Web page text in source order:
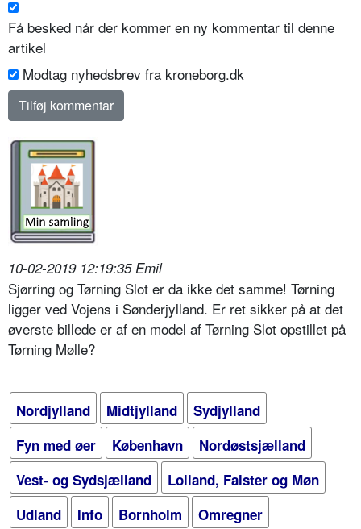
Få besked når der kommer en ny kommentar til denne
artikel
Modtag nyhedsbrev fra kroneborg.dk
10-02-2019 12:19:35 Emil
Sjørring og Tørning Slot er da ikke det samme! Tørning
ligger ved Vojens i Sønderjylland. Er ret sikker på at det
øverste billede er af en model af Tørning Slot opstillet på
Tørning Mølle?
Nordjylland Midtjylland
Sydjylland
Fyn med øer
København
Nordøstsjælland
Vest- og Sydsjælland
Lolland, Falster og Møn
Udland
Info Bornholm
Omregner